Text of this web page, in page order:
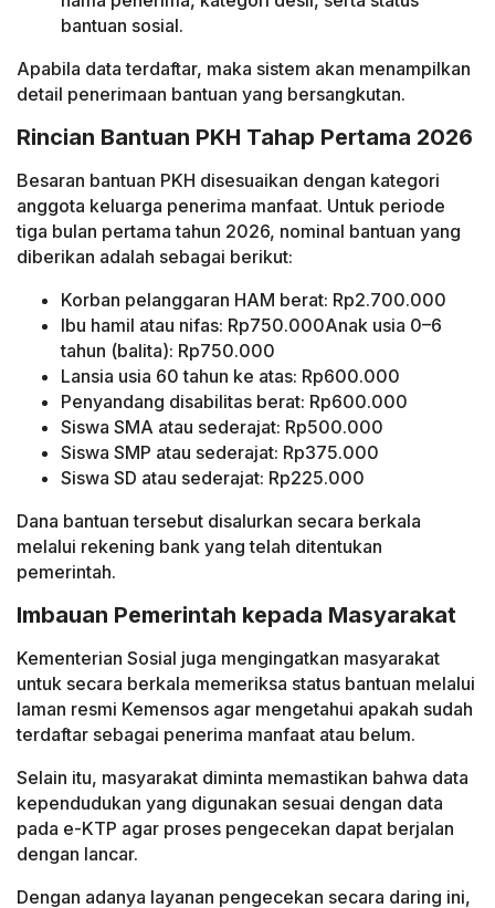
bantuan sosial.
Apabila data terdaftar, maka sistem akan menampilkan
detail penerimaan bantuan yang bersangkutan.
Rincian Bantuan PKH Tahap Pertama 2026
Besaran bantuan PKH disesuaikan dengan kategori
anggota keluarga penerima manfaat. Untuk periode
tiga bulan pertama tahun 2026, nominal bantuan yang
diberikan adalah sebagai berikut:
Korban pelanggaran HAM berat: Rp2.700.000
Ibu hamil atau nifas: Rp750.000Anak usia 0–6
tahun (balita): Rp750.000
Lansia usia 60 tahun ke atas: Rp600.000
Penyandang disabilitas berat: Rp600.000
Siswa SMA atau sederajat: Rp500.000
Siswa SMP atau sederajat: Rp375.000
Siswa SD atau sederajat: Rp225.000
Dana bantuan tersebut disalurkan secara berkala
melalui rekening bank yang telah ditentukan
pemerintah.
Imbauan Pemerintah kepada Masyarakat
Kementerian Sosial juga mengingatkan masyarakat
untuk secara berkala memeriksa status bantuan melalui
laman resmi Kemensos agar mengetahui apakah sudah
terdaftar sebagai penerima manfaat atau belum.
Selain itu, masyarakat diminta memastikan bahwa data
kependudukan yang digunakan sesuai dengan data
pada e-KTP agar proses pengecekan dapat berjalan
dengan lancar.
Dengan adanya layanan pengecekan secara daring ini,